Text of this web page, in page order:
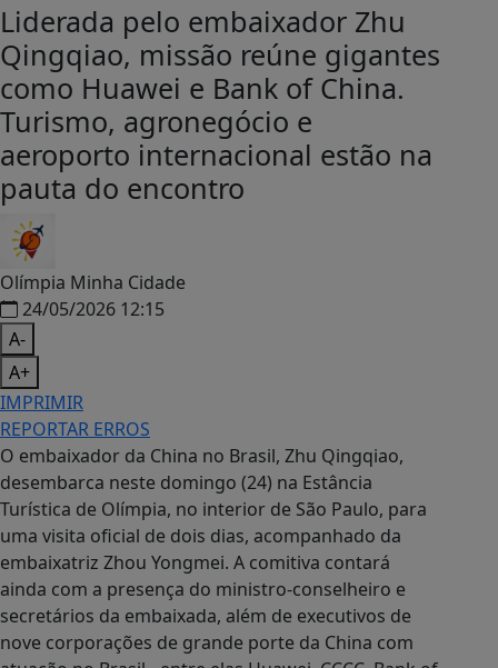
Liderada pelo embaixador Zhu
Qingqiao, missão reúne gigantes
como Huawei e Bank of China.
Turismo, agronegócio e
aeroporto internacional estão na
pauta do encontro
Olímpia Minha Cidade
24/05/2026 12:15
A-
A+
IMPRIMIR
REPORTAR ERROS
O embaixador da China no Brasil, Zhu Qingqiao,
desembarca neste domingo (24) na Estância
Turística de Olímpia, no interior de São Paulo, para
uma visita oficial de dois dias, acompanhado da
embaixatriz Zhou Yongmei. A comitiva contará
ainda com a presença do ministro-conselheiro e
secretários da embaixada, além de executivos de
nove corporações de grande porte da China com